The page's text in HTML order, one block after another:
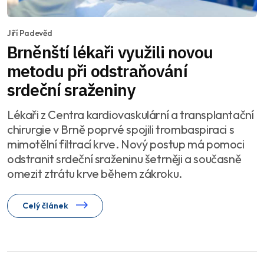
Jiří Padevěd
Brněnští lékaři využili novou
metodu při odstraňování
srdeční sraženiny
Lékaři z Centra kardiovaskulární a transplantační
chirurgie v Brně poprvé spojili trombaspiraci s
mimotělní filtrací krve. Nový postup má pomoci
odstranit srdeční sraženinu šetrněji a současně
omezit ztrátu krve během zákroku.
Celý článek